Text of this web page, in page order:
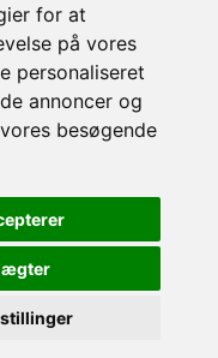
for at
på vores
personaliseret
annoncer og
besøgende
15 | DK-